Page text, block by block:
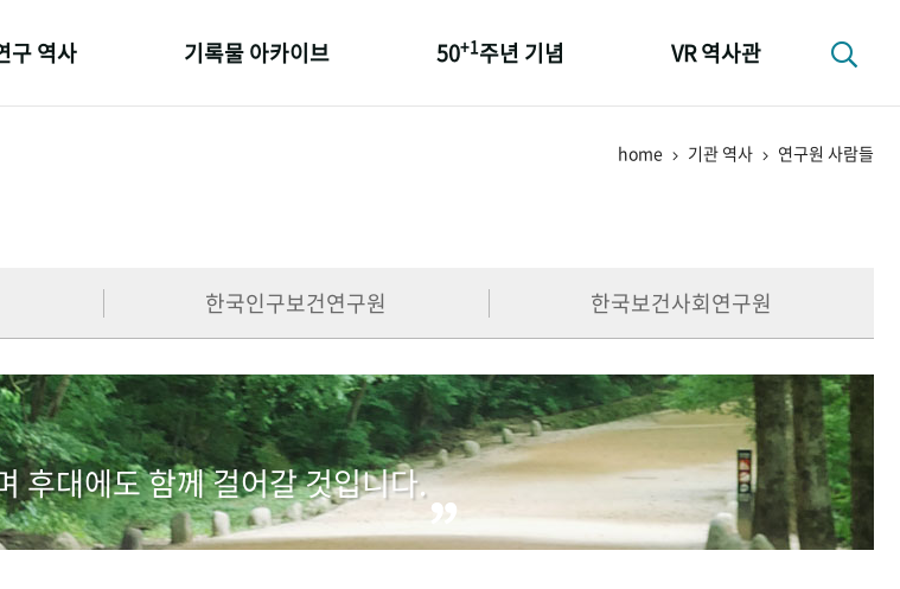
구 역사 기록물 아카이브 50+1주년 기념
세계와 함께 한 KIHASA
VR 역사관
home 기관 역사 연구원 사람들
한국인구보건연구원 한국보건사회연구원
후대에도 함께 걸어갈 것입니다.